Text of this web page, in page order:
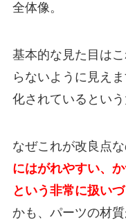
全体像。
基本的な見た目は
らないように見え
化されているとい
なぜこれが改良点
にはがれやすい、
という非常に扱い
かも、パーツの材